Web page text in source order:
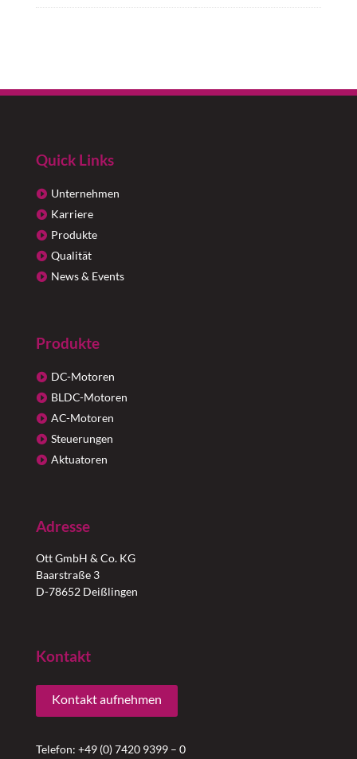
Quick Links
Unternehmen
Karriere
Produkte
Qualität
News & Events
Produkte
DC-Motoren
BLDC-Motoren
AC-Motoren
Steuerungen
Aktuatoren
Adresse
Ott GmbH & Co. KG
Baarstraße 3
D-78652 Deißlingen
Kontakt
Kontakt aufnehmen
Telefon: +49 (0) 7420 9399 – 0